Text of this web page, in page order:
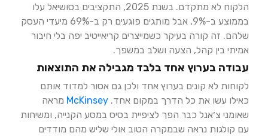
הלקוח לא מתקדם. בשנת 2025, התקציבים בסושיאל עלו
בממוצע ב-9%, אבל מותגים פוגעים רק ב-69% מיעדי העסק
שלהם. זה קורה בעיקר כשמייצרים קריאייטיב יפה בלי חיבור
אמיתי בין קהל, הצעה ושלב במשפך.
עבודה בערוץ אחד בלבד מגבילה את התוצאות
לקוחות לא קונים בערוץ אחד ולכן גם אסור למדוד אותם
כאילו עשו את כל הדרך במקום אחד.McKinsey מראה
שאומני צ׳אנל כבר הפך לציפיית בסיס במסע הקנייה, ומשיחות
עם קולגות נראה שבמקרה הטוב אולי שליש מהם מודדים